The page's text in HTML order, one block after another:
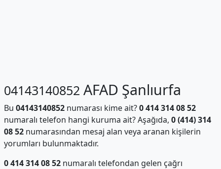
04143140852 AFAD Şanlıurfa
Bu 04143140852numarası kime ait?0 414 314 08 52
numaralı telefon hangi kuruma ait? Aşağıda, 0 (414) 314
08 52numarasından mesaj alan veya aranan kişilerin
yorumları bulunmaktadır.
0 414 314 08 52numaralı telefondan gelen çağrı